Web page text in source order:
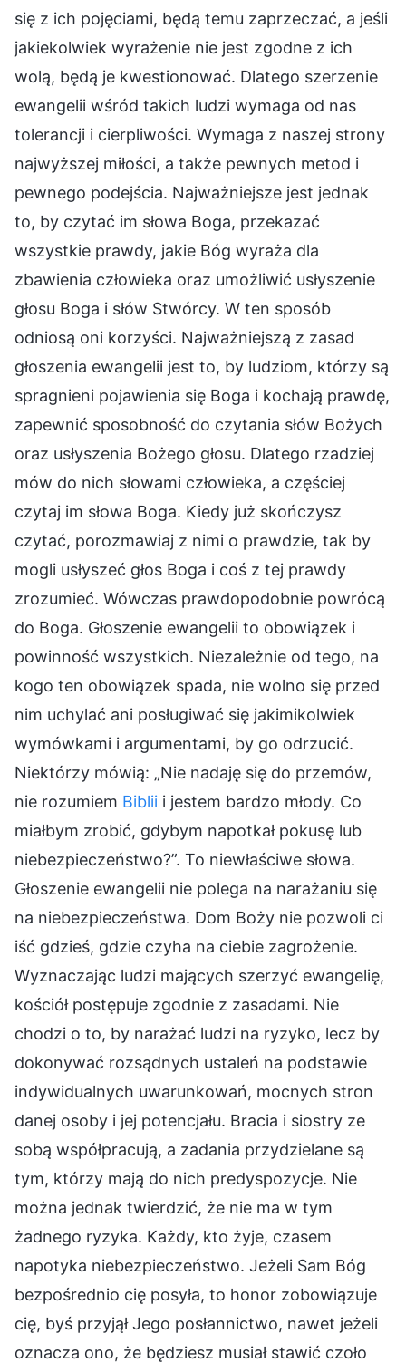
się z ich pojęciami, będą temu zaprzeczać, a jeśli
jakiekolwiek wyrażenie nie jest zgodne z ich
wolą, będą je kwestionować. Dlatego szerzenie
ewangelii wśród takich ludzi wymaga od nas
tolerancji i cierpliwości. Wymaga z naszej strony
najwyższej miłości, a także pewnych metod i
pewnego podejścia. Najważniejsze jest jednak
to, by czytać im słowa Boga, przekazać
wszystkie prawdy, jakie Bóg wyraża dla
zbawienia człowieka oraz umożliwić usłyszenie
głosu Boga i słów Stwórcy. W ten sposób
odniosą oni korzyści. Najważniejszą z zasad
głoszenia ewangelii jest to, by ludziom, którzy są
spragnieni pojawienia się Boga i kochają prawdę,
zapewnić sposobność do czytania słów Bożych
oraz usłyszenia Bożego głosu. Dlatego rzadziej
mów do nich słowami człowieka, a częściej
czytaj im słowa Boga. Kiedy już skończysz
czytać, porozmawiaj z nimi o prawdzie, tak by
mogli usłyszeć głos Boga i coś z tej prawdy
zrozumieć. Wówczas prawdopodobnie powrócą
do Boga. Głoszenie ewangelii to obowiązek i
powinność wszystkich. Niezależnie od tego, na
kogo ten obowiązek spada, nie wolno się przed
nim uchylać ani posługiwać się jakimikolwiek
wymówkami i argumentami, by go odrzucić.
Niektórzy mówią: „Nie nadaję się do przemów,
nie rozumiem Biblii i jestem bardzo młody. Co
miałbym zrobić, gdybym napotkał pokusę lub
niebezpieczeństwo?”. To niewłaściwe słowa.
Głoszenie ewangelii nie polega na narażaniu się
na niebezpieczeństwa. Dom Boży nie pozwoli ci
iść gdzieś, gdzie czyha na ciebie zagrożenie.
Wyznaczając ludzi mających szerzyć ewangelię,
kościół postępuje zgodnie z zasadami. Nie
chodzi o to, by narażać ludzi na ryzyko, lecz by
dokonywać rozsądnych ustaleń na podstawie
indywidualnych uwarunkowań, mocnych stron
danej osoby i jej potencjału. Bracia i siostry ze
sobą współpracują, a zadania przydzielane są
tym, którzy mają do nich predyspozycje. Nie
można jednak twierdzić, że nie ma w tym
żadnego ryzyka. Każdy, kto żyje, czasem
napotyka niebezpieczeństwo. Jeżeli Sam Bóg
bezpośrednio cię posyła, to honor zobowiązuje
cię, byś przyjął Jego posłannictwo, nawet jeżeli
oznacza ono, że będziesz musiał stawić czoło